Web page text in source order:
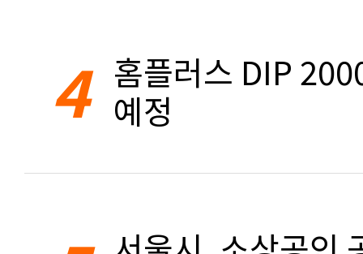
4 홈플러스 DIP
예정